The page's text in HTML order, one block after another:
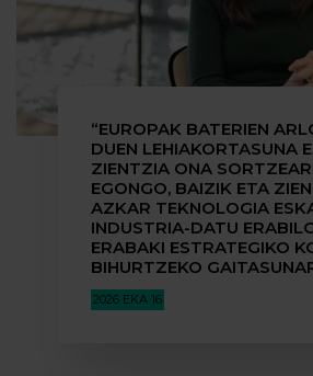
“EUROPAK BATERIEN
DUEN LEHIAKORTASUNA
ZIENTZIA ONA
EGONGO, BAIZIK ETA
AZKAR TEKNOLOGIA
INDUSTRIA-DATU
ERABAKI ESTRATEGIKO
BIHURTZEKO
2026 EKA 16